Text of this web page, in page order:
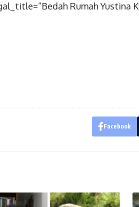
Rumah Yustina
Facebook